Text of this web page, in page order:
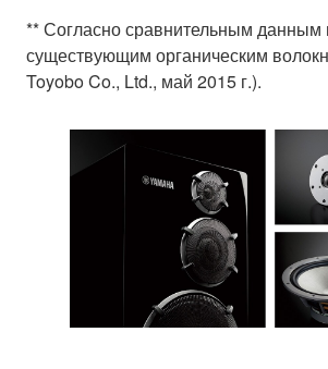
** Согласно сравнительным данным
существующим органическим
Toyobo Co., Ltd., май 2015 г.).